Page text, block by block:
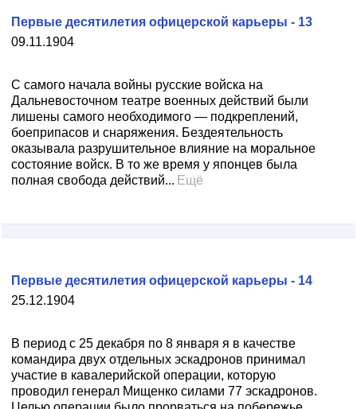
09.11.1904
Первые десятилетия офицерской карьеры - 13
С самого начала войны русские войска на
Дальневосточном театре военных действий были
лишены самого необходимого — подкреплений,
боеприпасов и снаряжения. Бездеятельность
оказывала разрушительное влияние на моральное
состояние войск. В то же время у японцев была
полная свобода действий... Ещё
25.12.1904
Первые десятилетия офицерской карьеры - 14
В период с 25 декабря по 8 января я в качестве
командира двух отдельных эскадронов принимал
участие в кавалерийской операции, которую
проводил генерал Мищенко силами 77 эскадронов.